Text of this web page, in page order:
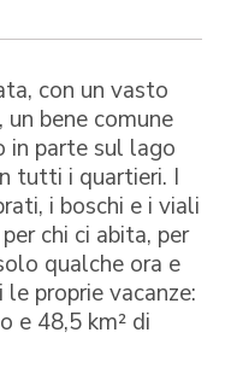
con un vasto
bene comune
in parte sul lago
tutti i quartieri. I
i boschi e i viali
chi ci abita, per
qualche ora e
proprie vacanze:
e 48,5 km² di